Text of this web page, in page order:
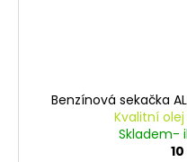
Benzínová sekačka
Kvalitní olej
Skladem-